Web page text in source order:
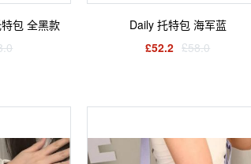
包 全黑款
Daily 托特包 海军蓝
£52.2 £58.0